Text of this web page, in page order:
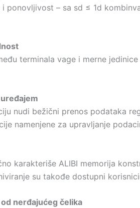
ponovljivost – sa sd ≤ 1d
terminala vage i merne
nudi bežični prenos podataka
namenjene za upravljanje
karakteriše ALIBI memorija
su takođe dostupni
nerđajućeg čelika